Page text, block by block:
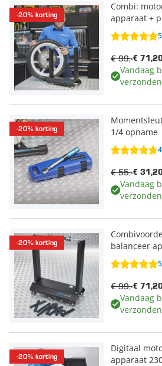
-20% korting
Combi:
apparaat +
€
€ 99,-
Vandaag
verzonden
-20% korting
1/4 opname
€
€ 55,-
Vandaag
verzonden
-20% korting
balanceer
zwart
€
€ 99,-
Vandaag
verzonden
-20% korting
Digitaal
apparaat